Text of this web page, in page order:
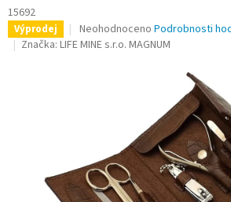
15692
Výprodej
Průměrné
hodnocení
Neohodnoceno Podrobnosti
Značka: LIFE MINE s.r.o. MAGNUM